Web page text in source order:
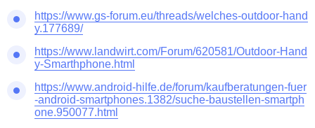
https://www.gs-forum.eu/threads/welches-outdoor-hand
y.177689/
https://www.landwirt.com/Forum/620581/Outdoor-Hand
y-Smarthphone.html
https://www.android-hilfe.de/forum/kaufberatungen-fuer
-android-smartphones.1382/suche-baustellen-smartph
one.950077.html